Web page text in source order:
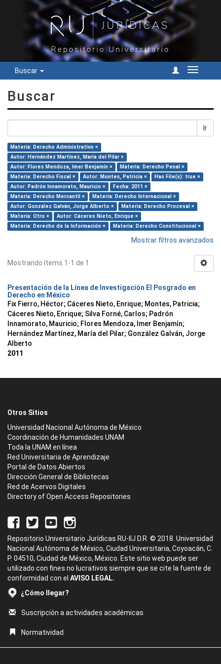
Buscar
Cambiar
Buscar
Ir
Materia: Derecho Administrativo ×
Autor: Hernández Martínez, María del Pilar ×
Autor: Flores Mendoza, Imer Benjamín ×
Materia: Derecho Penal ×
Materia: Derecho Fiscal ×
Autor: Montes, Patricia ×
Has File(s): true ×
Autor: Padrón Innamorato, Mauricio ×
Fecha: 2011 ×
Materia: Derecho Mercantil ×
Materia: Derecho Internacional ×
Autor: González Galván, Jorge Alberto ×
Materia: Derecho Procesal ×
Materia: Otro ×
Autor: Cáceres Nieto, Enrique ×
Materia: Derecho de la Información ×
Materia: Derecho Constitucional ×
Mostrar filtros avanzados
Mostrando ítems 1-1 de 1
Presentación de la Línea de Investigación El Posgrado en
Derecho en México
Fix Fierro, Héctor; Cáceres Nieto, Enrique; Montes, Patricia;
Cáceres Nieto, Enrique; Silva Forné, Carlos; Padrón
Innamorato, Mauricio; Flores Mendoza, Imer Benjamín;
Hernández Martínez, María del Pilar; González Galván, Jorge
Alberto
2011
Otros Sitios
Universidad Nacional Autónoma de México
Coordinación de Humanidades UNAM
Toda la UNAM en línea
Red Universitaria de Aprendizaje
Portal de Datos Abiertos
Dirección General de Bibliotecas
Red de Acervos Digitales
Directory of Open Access Repositories
Repositorio Universitario Jurídicas RU-IIJ D.R. © 2018. Universidad
Nacional Autónoma de México, Ciudad Universitaria, Coyoacán, C.
P. 04510, Ciudad de México, México. Este sitio web puede ser
utilizado con fines no lucrativos siempre que se cite la fuente de
conformidad con el AVISO LEGAL.
¿Cómo llegar?
Suscripción a actividades académicas
Normatividad